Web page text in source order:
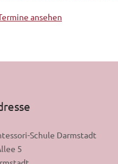
ansehen
Schule Darmstadt
5